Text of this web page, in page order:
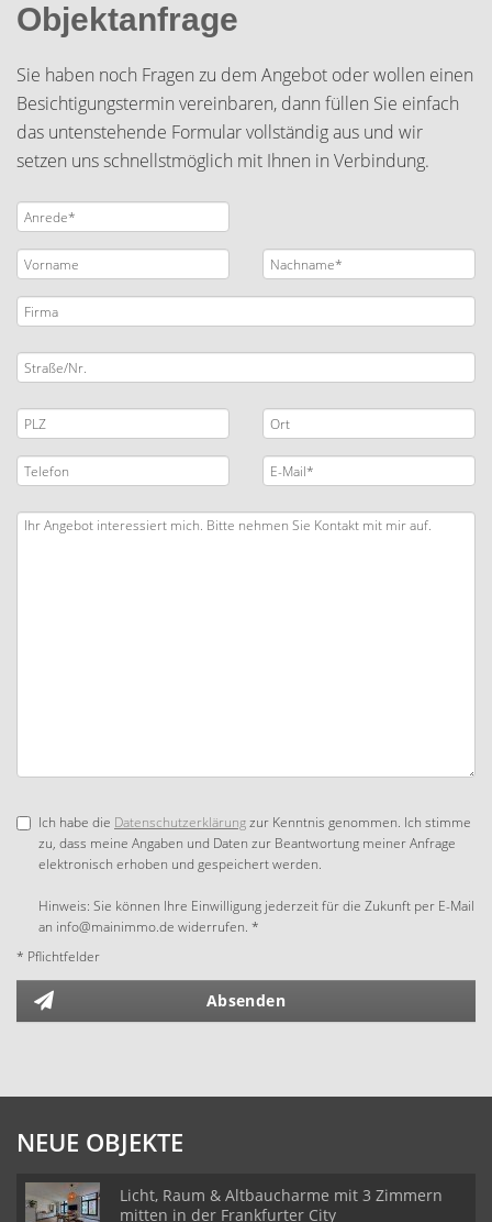
Objektanfrage
Sie haben noch Fragen zu dem Angebot oder wollen einen
Besichtigungstermin vereinbaren, dann füllen Sie einfach
das untenstehende Formular vollständig aus und wir
setzen uns schnellstmöglich mit Ihnen in Verbindung.
Ich habe die Datenschutzerklärungzur Kenntnis genommen. Ich stimme
zu, dass meine Angaben und Daten zur Beantwortung meiner Anfrage
elektronisch erhoben und gespeichert werden.
Hinweis: Sie können Ihre Einwilligung jederzeit für die Zukunft per E-Mail
an info@mainimmo.de widerrufen. *
* Pflichtfelder
Absenden
NEUE OBJEKTE
Licht, Raum & Altbaucharme mit 3 Zimmern
mitten in der Frankfurter City